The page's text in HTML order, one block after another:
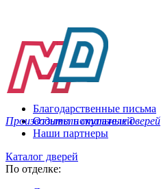
Производитель стальных дверей
Благодарственные письма
Отзывы покупателей
Наши партнеры
Каталог дверей
По отделке: